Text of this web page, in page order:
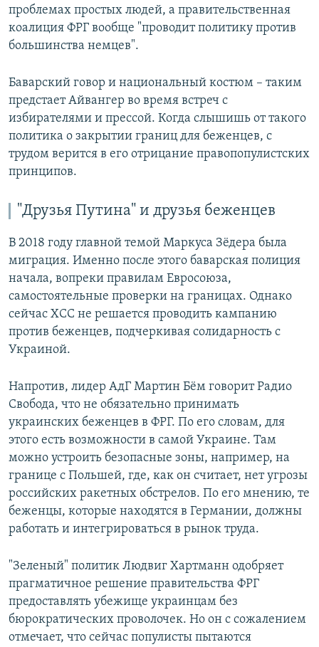
проблемах простых людей, а правительственная
коалиция ФРГ вообще "проводит политику против
большинства немцев".
Баварский говор и национальный костюм – таким
предстает Айвангер во время встреч с
избирателями и прессой. Когда слышишь от такого
политика о закрытии границ для беженцев, с
трудом верится в его отрицание правопопулистских
принципов.
"Друзья Путина" и друзья беженцев
В 2018 году главной темой Маркуса Зёдера была
миграция. Именно после этого баварская полиция
начала, вопреки правилам Евросоюза,
самостоятельные проверки на границах. Однако
сейчас ХСС не решается проводить кампанию
против беженцев, подчеркивая солидарность с
Украиной.
Напротив, лидер АдГ Мартин Бём говорит Радио
Свобода, что не обязательно принимать
украинских беженцев в ФРГ. По его словам, для
этого есть возможности в самой Украине. Там
можно устроить безопасные зоны, например, на
границе с Польшей, где, как он считает, нет угрозы
российских ракетных обстрелов. По его мнению, те
беженцы, которые находятся в Германии, должны
работать и интегрироваться в рынок труда.
"Зеленый" политик Людвиг Хартманн одобряет
прагматичное решение правительства ФРГ
предоставлять убежище украинцам без
бюрократических проволочек. Но он с сожалением
отмечает, что сейчас популисты пытаются